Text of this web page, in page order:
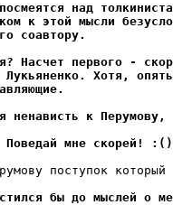
над
к этой мысли
соавтоpу.
Насчет первого -
Лукьяненко. Хотя,
ненависть к Перумову,
Поведай мне скорей! :()
поступок
бы до мыслей о